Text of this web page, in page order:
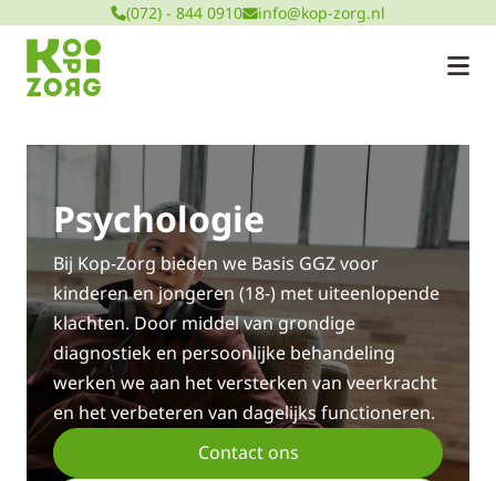
(072) - 844 0910 info@kop-zorg.nl
Psychologie
Bij Kop-Zorg bieden we Basis GGZ voor
kinderen en jongeren (18-) met uiteenlopende
klachten. Door middel van grondige
diagnostiek en persoonlijke behandeling
werken we aan het versterken van veerkracht
en het verbeteren van dagelijks functioneren.
Contact ons